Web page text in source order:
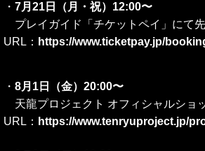
・ 7月21日（月・祝）12:00〜
プレイガイド「チケットペイ」にて
URL： https://www.ticketpay.jp/
・ 8月1日（金）20:00〜
天龍プロジェクト オフィシャルショ
URL： https://www.tenryuproject.jp/